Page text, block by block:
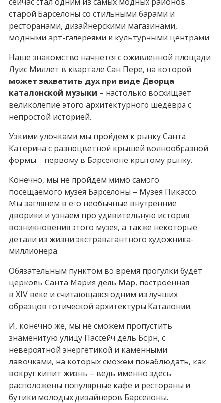
старой Барселоны со стильными барами и
ресторанами, дизайнерскими магазинами,
модными арт-галереями и культурными центрами.
Наше знакомство начнется с оживленной площади
Луис Миллет в квартале Сан Пере, на которой
может захватить дух при виде Дворца
каталонской музыки – настолько восхищает
великолепие этого архитектурного шедевра с
непростой историей.
Узкими улочками мы пройдем к рынку Санта
Катерина с разноцветной крышей волнообразной
формы – первому в Барселоне крытому рынку.
Конечно, мы не пройдем мимо самого
посещаемого музея Барселоны – Музея Пикассо.
Мы заглянем в его необычные внутренние
дворики и узнаем про удивительную история
возникновения этого музея, а также некоторые
детали из жизни экстравагантного художника-
миллионера.
Обязательным пунктом во время прогулки будет
церковь Санта Мария дель Мар, построенная
в XIV веке и считающаяся одним из лучших
образцов готической архитектуры Каталонии.
И, конечно же, мы не сможем пропустить
знаменитую улицу Пассейч дель Борн, с
невероятной энергетикой и каменными
лавочками, на которых сможем понаблюдать, как
вокруг кипит жизнь – ведь именно здесь
расположены популярные кафе и рестораны и
бутики молодых дизайнеров Барселоны.